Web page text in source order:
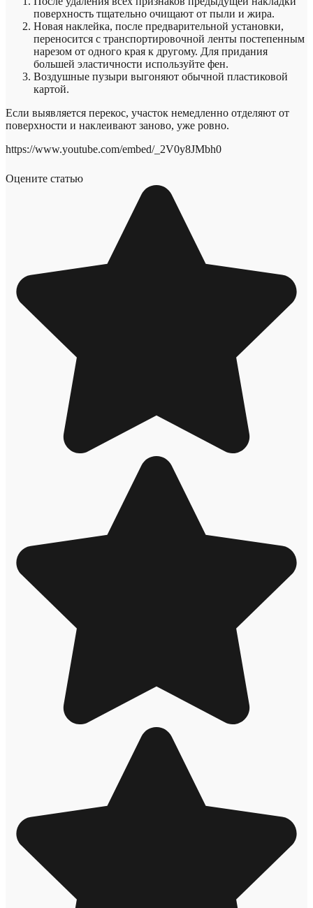
поверхность тщательно очищают от пыли и жира.
Новая наклейка, после предварительной установки,
переносится с транспортировочной ленты постепенным
нарезом от одного края к другому. Для придания
большей эластичности используйте фен.
Воздушные пузыри выгоняют обычной пластиковой
картой.
Если выявляется перекос, участок немедленно отделяют от
поверхности и наклеивают заново, уже ровно.
https://www.youtube.com/embed/_2V0y8JMbh0
Оцените статью